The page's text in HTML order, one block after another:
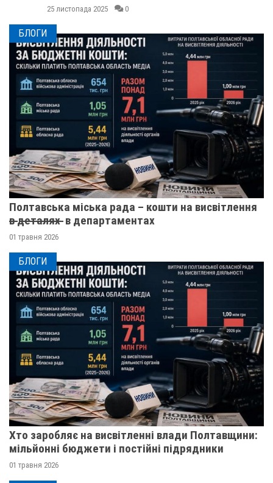
25 листопада 2025 0
БЛОГИ
Полтавська міська рада – кошти на висвітлення
в̶ ̶д̶е̶т̶а̶л̶я̶х̶ ̶ в департаментах
01 травня 2026
БЛОГИ
Хто заробляє на висвітленні влади Полтавщини:
мільйонні бюджети і постійні підрядники
01 травня 2026